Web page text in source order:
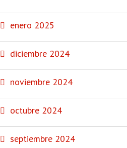
enero 2025
diciembre 2024
noviembre 2024
octubre 2024
septiembre 2024